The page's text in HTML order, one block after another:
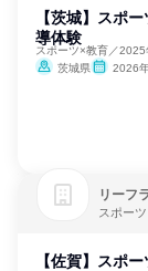
【茨城】スポ
導体験
スポーツ×教育／
茨城県
2026
リーフ
スポー
【佐賀】スポ